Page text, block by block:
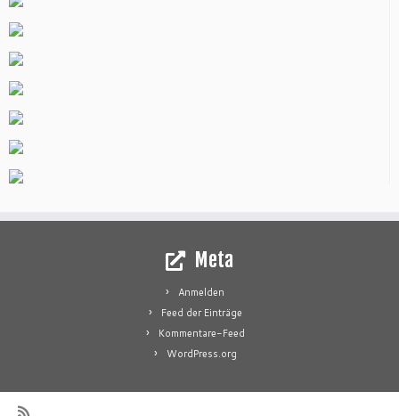
Meta
Anmelden
Feed der Einträge
Kommentare-Feed
WordPress.org